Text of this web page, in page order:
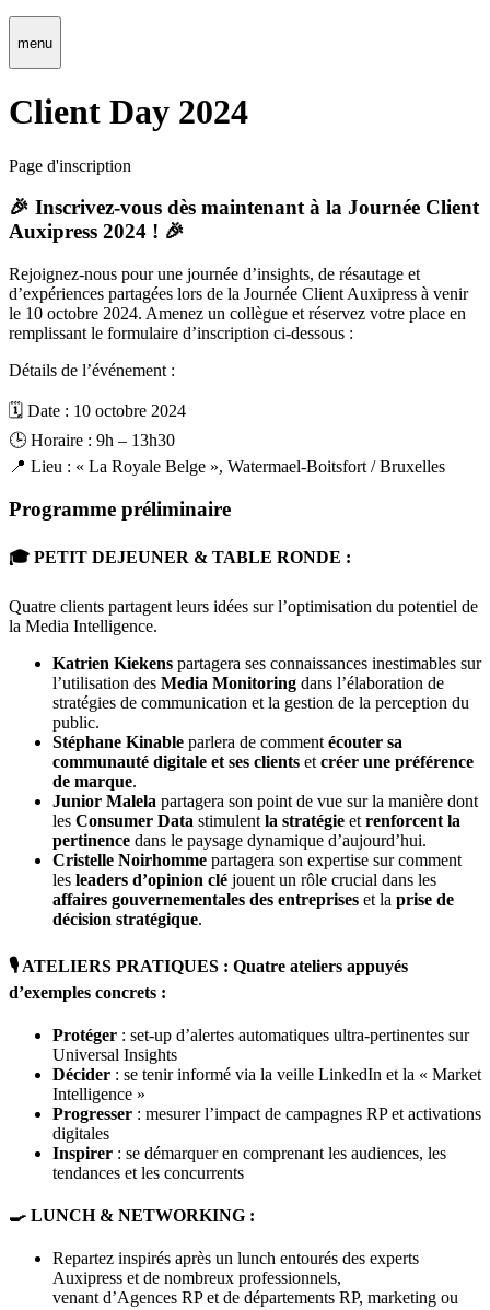
menu
Client Day 2024
Page d'inscription
🎉 Inscrivez-vous dès maintenant à la Journée Client
Auxipress 2024 ! 🎉
Rejoignez-nous pour une journée d’insights, de résautage et
d’expériences partagées lors de la Journée Client Auxipress à venir
le 10 octobre 2024. Amenez un collègue et réservez votre place en
remplissant le formulaire d’inscription ci-dessous :
Détails de l’événement :
🗓️ Date : 10 octobre 2024
🕒 Horaire : 9h – 13h30
📍 Lieu : « La Royale Belge », Watermael-Boitsfort / Bruxelles
Programme préliminaire
🎓 PETIT DEJEUNER & TABLE RONDE :
Quatre clients partagent leurs idées sur l’optimisation du potentiel de
la Media Intelligence.
Katrien Kiekens partagera ses connaissances inestimables sur
l’utilisation des Media Monitoring dans l’élaboration de
stratégies de communication et la gestion de la perception du
public.
Stéphane Kinable parlera de commentécouter sa
communauté digitale et ses clients etcréer une préférence
de marque.
Junior Malela partagera son point de vue sur la manière dont
les Consumer Data stimulentla stratégie etrenforcent la
pertinence dans le paysage dynamique d’aujourd’hui.
Cristelle Noirhomme partagera son expertise sur comment
les leaders d’opinion clé jouent un rôle crucial dans les
affaires gouvernementales des entreprises et la prise de
décision stratégique.
🎙️ ATELIERS PRATIQUES : Quatre ateliers appuyés
d’exemples concrets :
Protéger : set-up d’alertes automatiques ultra-pertinentes sur
Universal Insights
Décider : se tenir informé via la veille LinkedIn et la « Market
Intelligence »
Progresser : mesurer l’impact de campagnes RP et activations
digitales
Inspirer : se démarquer en comprenant les audiences, les
tendances et les concurrents
🍳 LUNCH & NETWORKING :
Repartez inspirés après un lunch entourés des experts
Auxipress et de nombreux professionnels,
venant d’Agences RP et de départements RP, marketing ou